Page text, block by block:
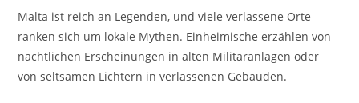
Malta ist reich an Legenden, und viele verlassene Orte
ranken sich um lokale Mythen. Einheimische erzählen von
nächtlichen Erscheinungen in alten Militäranlagen oder
von seltsamen Lichtern in verlassenen Gebäuden.